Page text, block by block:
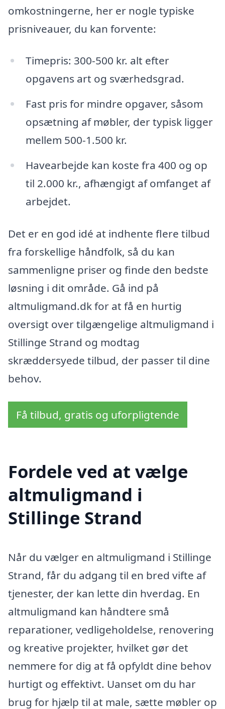
omkostningerne, her er nogle typiske
prisniveauer, du kan forvente:
Timepris: 300-500 kr. alt efter
opgavens art og sværhedsgrad.
Fast pris for mindre opgaver, såsom
opsætning af møbler, der typisk ligger
mellem 500-1.500 kr.
Havearbejde kan koste fra 400 og op
til 2.000 kr., afhængigt af omfanget af
arbejdet.
Det er en god idé at indhente flere tilbud
fra forskellige håndfolk, så du kan
sammenligne priser og finde den bedste
løsning i dit område. Gå ind på
altmuligmand.dk for at få en hurtig
oversigt over tilgængelige altmuligmand i
Stillinge Strand og modtag
skræddersyede tilbud, der passer til dine
behov.
Få tilbud, gratis og uforpligtende
Fordele ved at vælge
altmuligmand i
Stillinge Strand
Når du vælger en altmuligmand i Stillinge
Strand, får du adgang til en bred vifte af
tjenester, der kan lette din hverdag. En
altmuligmand kan håndtere små
reparationer, vedligeholdelse, renovering
og kreative projekter, hvilket gør det
nemmere for dig at få opfyldt dine behov
hurtigt og effektivt. Uanset om du har
brug for hjælp til at male, sætte møbler op